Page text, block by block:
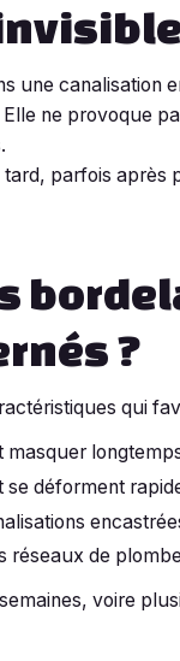
une canalisation
ne provoque
parfois après
?
qui
masquer
se déforment
réseaux de
voire